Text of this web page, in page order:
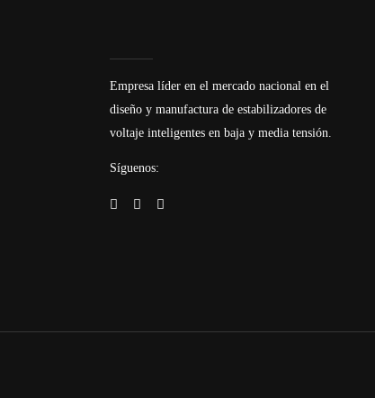
Empresa líder en el mercado nacional en el
diseño y manufactura de estabilizadores de
voltaje inteligentes en baja y media tensión.
Síguenos: